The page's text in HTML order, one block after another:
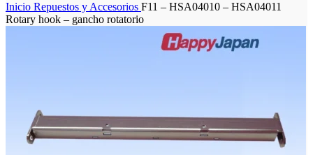
Inicio Repuestos y Accesorios F11 – HSA04010 – HSA04011
Rotary hook – gancho rotatorio